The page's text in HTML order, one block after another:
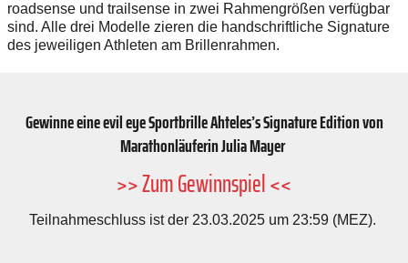
roadsense und trailsense in zwei Rahmengrößen verfügbar
sind. Alle drei Modelle zieren die handschriftliche Signature
des jeweiligen Athleten am Brillenrahmen.
Gewinne eine evil eye Sportbrille Ahteles’s Signature Edition von
Marathonläuferin Julia Mayer
>> Zum Gewinnspiel <<
Teilnahmeschluss ist der 23.03.2025 um 23:59 (MEZ).